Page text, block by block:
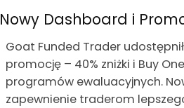
Nowy Dashboard i
Goat Funded Trader
promocję – 40% zniżki i Buy
programów ewaluacyjnych.
zapewnienie traderom